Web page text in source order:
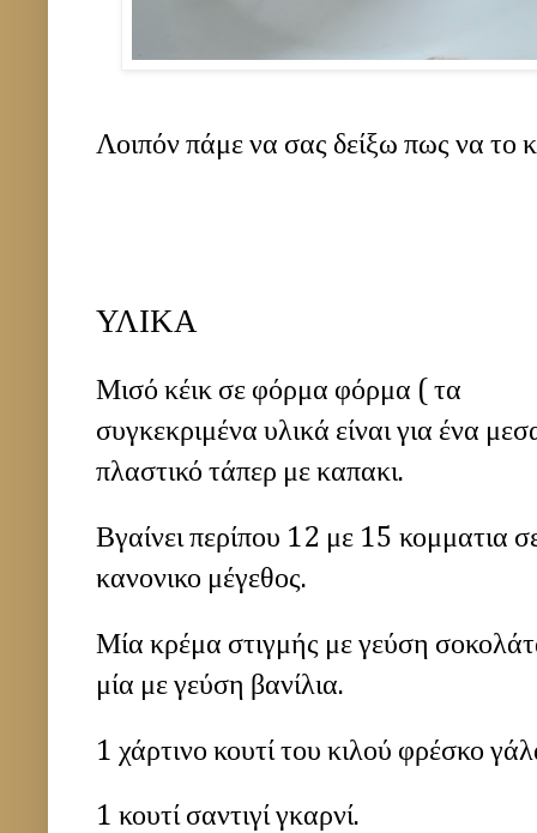
Λοιπόν πάμε να σας δείξω πως να το
ΥΛΙΚΑ
Μισό κέικ σε φόρμα φόρμα ( τα
συγκεκριμένα υλικά είναι για ένα
πλαστικό τάπερ με καπακι.
Βγαίνει περίπου 12 με 15 κομματια
κανονικο μέγεθος.
Μία κρέμα στιγμής με γεύση
μία με γεύση βανίλια.
1 χάρτινο κουτί του κιλού φρέσκο
1 κουτί σαντιγί γκαρνί.